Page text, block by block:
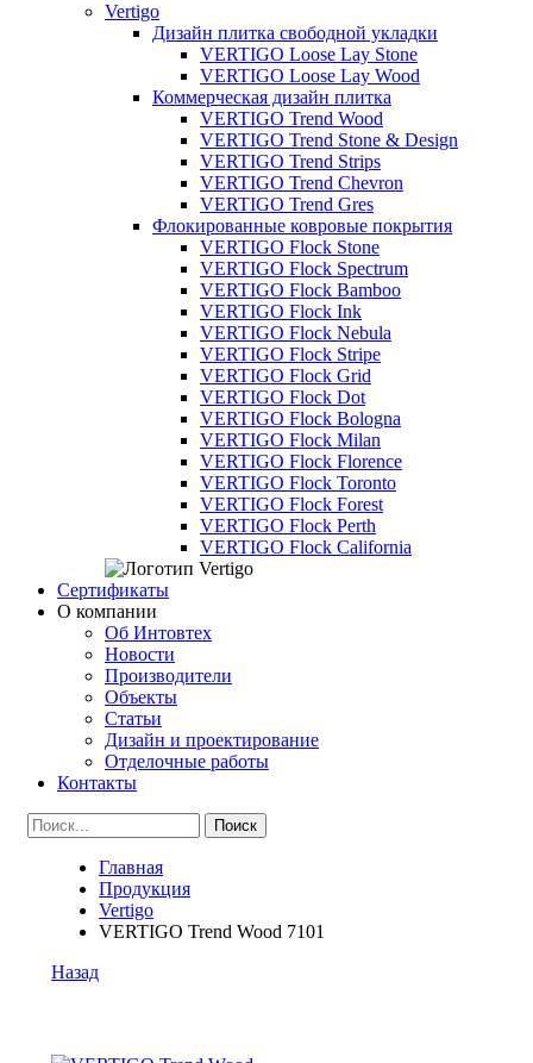
Vertigo
Дизайн плитка свободной укладки
VERTIGO Loose Lay Stone
VERTIGO Loose Lay Wood
Коммерческая дизайн плитка
VERTIGO Trend Wood
VERTIGO Trend Stone & Design
VERTIGO Trend Strips
VERTIGO Trend Chevron
VERTIGO Trend Gres
Флокированные ковровые покрытия
VERTIGO Flock Stone
VERTIGO Flock Spectrum
VERTIGO Flock Bamboo
VERTIGO Flock Ink
VERTIGO Flock Nebula
VERTIGO Flock Stripe
VERTIGO Flock Grid
VERTIGO Flock Dot
VERTIGO Flock Bologna
VERTIGO Flock Milan
VERTIGO Flock Florence
VERTIGO Flock Toronto
VERTIGO Flock Forest
VERTIGO Flock Perth
VERTIGO Flock California
Сертификаты
О компании
Об Интовтех
Новости
Производители
Объекты
Статьи
Дизайн и проектирование
Отделочные работы
Контакты
Главная
Продукция
Vertigo
VERTIGO Trend Wood 7101
Назад